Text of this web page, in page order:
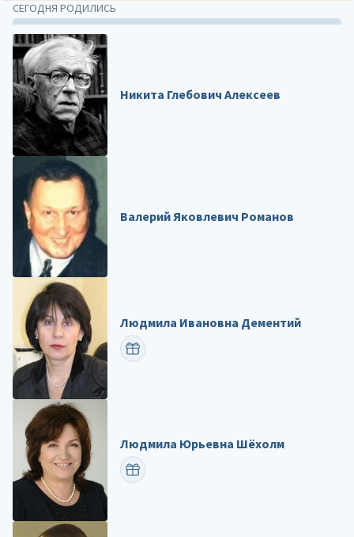
СЕГОДНЯ РОДИЛИСЬ
Никита Глебович Алексеев
Валерий Яковлевич Романов
Людмила Ивановна Дементий
ПОЗДРАВИТЬ
Людмила Юрьевна Шёхолм
ПОЗДРАВИТЬ